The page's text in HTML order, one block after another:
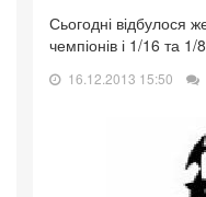
Сьогодні відбулося
чемпіонів і 1/16 та 1/
16.12.2013 15:50